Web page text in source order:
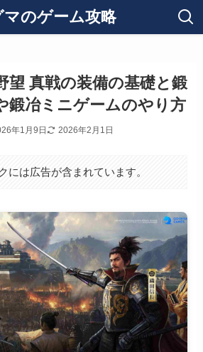
マのゲーム攻略
望 真戦の装備の基礎と鍛
鍛冶ミニゲームのやり方
年1月9日 2026年2月1日
には広告が含まれています。